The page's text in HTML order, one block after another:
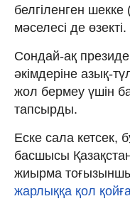
белгіленген
мәселесі де өзекті.
Сондай-ақ
әкімдеріне азық-
жол бермеу үшін
тапсырды.
Еске сала кетсек,
басшысы
жиырма
жарлыққа қол